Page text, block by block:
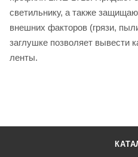
светильнику, а также
внешних факторов (грязи,
заглушке позволяет вывести
ленты.